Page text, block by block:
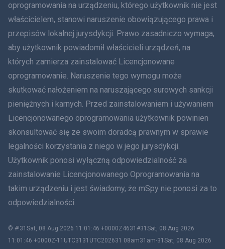
Dania
हिंदी
Holenderski
עברית
Rumunia
Tiếng Việt
繁體中文
Slovenčina
oprogramowania na urządzeniu, którego użytkownik nie jest
właścicielem, stanowi naruszenie obowiązującego prawa i
przepisów lokalnej jurysdykcji. Prawo zasadniczo wymaga,
aby użytkownik powiadomił właścicieli urządzeń, na
których zamierza zainstalować Licencjonowane
oprogramowanie. Naruszenie tego wymogu może
skutkować nałożeniem na naruszającego surowych sankcji
pieniężnych i karnych. Przed zainstalowaniem i używaniem
Licencjonowanego oprogramowania użytkownik powinien
skonsultować się ze swoim doradcą prawnym w sprawie
legalności korzystania z niego w jego jurysdykcji.
Użytkownik ponosi wyłączną odpowiedzialność za
zainstalowanie Licencjonowanego Oprogramowania na
takim urządzeniu i jest świadomy, że mSpy nie ponosi za to
odpowiedzialności.
© #!31Sat, 08 Aug 2026 11:01:46 +0000Z4631#31Sat, 08 Aug 2026
11:01:46 +0000Z-11UTC3131UTC202631 08am31am-31Sat, 08 Aug 2026